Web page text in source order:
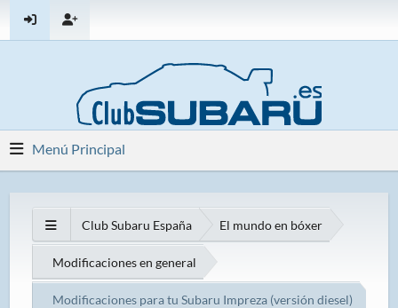
Menú Principal
Club Subaru España El mundo en bóxer
Modificaciones en general
Modificaciones para tu Subaru Impreza (versión diesel)